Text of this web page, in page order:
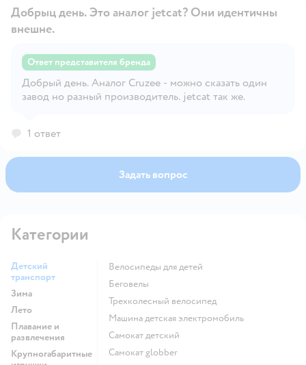
Добрыц день. Это аналог jetcat? Они идентичны
внешне.
Ответ представителя бренда
Добрый день. Аналог Cruzee - можно сказать один
завод но разный производитель. jetcat так же.
1 ответ
Задать вопрос
Категории
Детский
транспорт
Зима
Лето
Плавание и
развлечения
Крупногабаритные
Велосипеды для детей
Беговелы
Трехколесный велосипед
Машина детская электромобиль
Самокат детский
Самокат globber